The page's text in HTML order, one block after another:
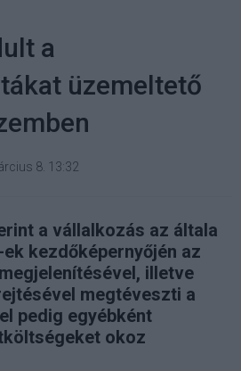
a
üzemeltető
8. 13:32
a vállalkozás az általa
kezdőképernyőjén az
illetve
megtéveszti a
pedig egyébként
okoz